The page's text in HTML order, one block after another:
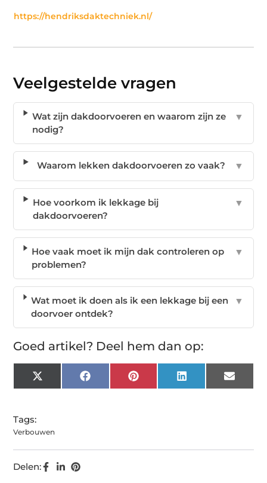
https://hendriksdaktechniek.nl/
Veelgestelde vragen
Wat zijn dakdoorvoeren en waarom zijn ze
nodig?
▼
Waarom lekken dakdoorvoeren zo vaak? ▼
Hoe voorkom ik lekkage bij
dakdoorvoeren?
▼
Hoe vaak moet ik mijn dak controleren op
problemen?
▼
Wat moet ik doen als ik een lekkage bij een
doorvoer ontdek?
▼
Goed artikel? Deel hem dan op:
X
(Twitter)
FacebookPinterest LinkedIn Email
Tags:
Verbouwen
Delen: